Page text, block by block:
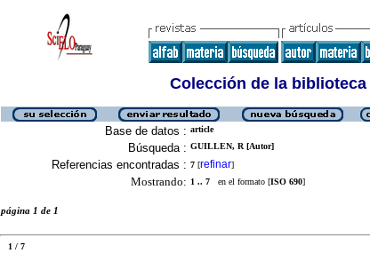
Colección de la biblioteca
Base de datos : article
Búsqueda : GUILLEN, R [Autor]
Referencias encontradas : 7 [refinar]
Mostrando: 1 .. 7 en el formato [ISO 690]
página 1 de 1
1 / 7